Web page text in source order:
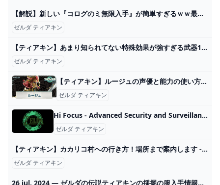
【解説】新しい『コログのミ無限入手』が簡単すぎるｗｗ最近の小ネタを3つ紹介！【ゼルダの伝説 ブレス オブ ザ ワイルド】 - YouTube
ゼルダ ティアキン
【ティアキン】あまり知られてない特殊効果が強すぎる武器10選【ゼルダの伝説ティアーズオブザキングダム/ティアキン】【ゆっくり解説】 - YouTube
ゼルダ ティアキン
【ティアキン】ルージュの声優と能力の使い方【ゼルダの伝説ティアーズオブザキングダム】 - 神ゲー攻略
ゼルダ ティアキン
Hi Focus - Advanced Security and Surveillance Solutions - Hi Focus CCTV
ゼルダ ティアキン
【ティアキン】カカリコ村への行き方！場所まで案内します - YouTube
ゼルダ ティアキン
26 iul. 2024 — ゼルダの伝説ティアキンの採掘の服入手情報です。採掘の服の入手場所、採掘の服の性能、場所を示す古びた地図の入手場所を紹介しています。acum 2024